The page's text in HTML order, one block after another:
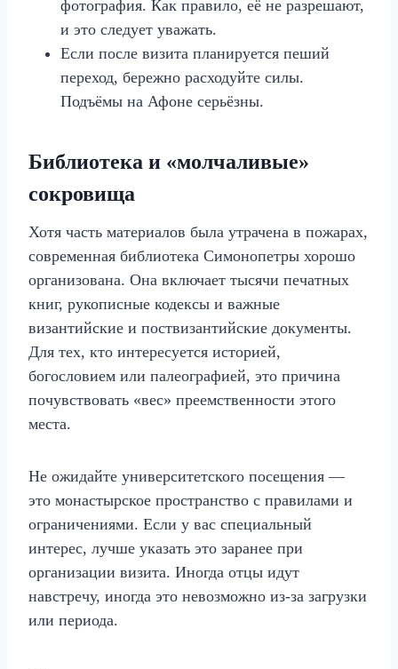
фотография. Как правило, её не разрешают,
и это следует уважать.
Если после визита планируется пеший
переход, бережно расходуйте силы.
Подъёмы на Афоне серьёзны.
Библиотека и «молчаливые»
сокровища
Хотя часть материалов была утрачена в пожарах,
современная библиотека Симонопетры хорошо
организована. Она включает тысячи печатных
книг, рукописные кодексы и важные
византийские и поствизантийские документы.
Для тех, кто интересуется историей,
богословием или палеографией, это причина
почувствовать «вес» преемственности этого
места.
Не ожидайте университетского посещения —
это монастырское пространство с правилами и
ограничениями. Если у вас специальный
интерес, лучше указать это заранее при
организации визита. Иногда отцы идут
навстречу, иногда это невозможно из‑за загрузки
или периода.